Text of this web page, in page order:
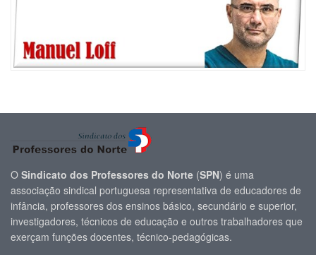
O Sindicato dos Professores do Norte (SPN) é uma
associação sindical portuguesa representativa de educadores de
infância, professores dos ensinos básico, secundário e superior,
investigadores, técnicos de educação e outros trabalhadores que
exerçam funções docentes, técnico-pedagógicas.